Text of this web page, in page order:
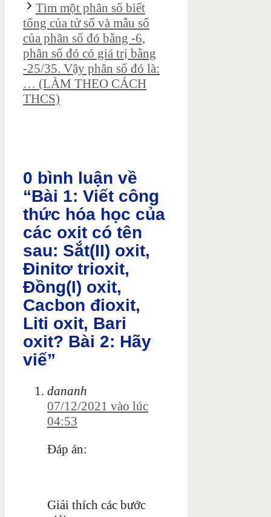
Tìm một phân số biết
tổng của tử số và mẫu số
của phân số đó bằng -6,
phân số đó có giá trị bằng
-25/35. Vậy phân số đó là:
… (LÀM THEO CÁCH
THCS)
0 bình luận về
“Bài 1: Viết công
thức hóa học của
các oxit có tên
sau: Sắt(II) oxit,
Đinitơ trioxit,
Đồng(I) oxit,
Cacbon đioxit,
Liti oxit, Bari
oxit? Bài 2: Hãy
viế”
dananh
07/12/2021 vào lúc
04:53
Đáp án:
Giải thích các bước